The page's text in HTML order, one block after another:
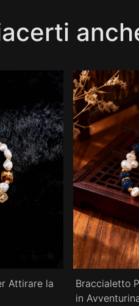
Attirare la
Braccialetto
in